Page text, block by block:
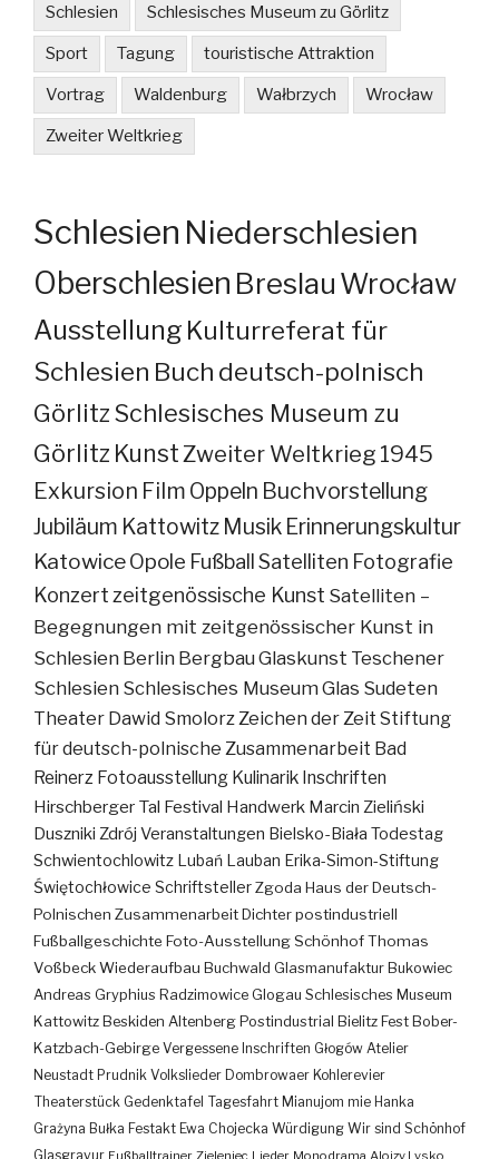
Schlesien Schlesisches Museum zu Görlitz
Sport Tagung touristische Attraktion
Vortrag Waldenburg Wałbrzych Wrocław
Zweiter Weltkrieg
Schlesien Niederschlesien
Oberschlesien Breslau Wrocław
Ausstellung Kulturreferat für
Schlesien Buch deutsch-polnisch
GörlitzSchlesisches Museum zu
Görlitz KunstZweiter Weltkrieg 1945
Exkursion Film Oppeln Buchvorstellung
Jubiläum Kattowitz Musik Erinnerungskultur
KatowiceOpole FußballSatelliten Fotografie
Konzertzeitgenössische Kunst Satelliten –
Begegnungen mit zeitgenössischer Kunst in
Schlesien Berlin BergbauGlaskunst Teschener
Schlesien Schlesisches MuseumGlas Sudeten
Theater Dawid Smolorz Zeichen der Zeit Stiftung
für deutsch-polnische Zusammenarbeit Bad
Reinerz Fotoausstellung Kulinarik Inschriften
Hirschberger Tal Festival Handwerk Marcin Zieliński
Duszniki Zdrój Veranstaltungen Bielsko-Biała Todestag
Schwientochlowitz
Lubań Lauban Erika-Simon-Stiftung
Świętochłowice SchriftstellerZgoda Haus der Deutsch-
Polnischen ZusammenarbeitDichterpostindustriell
Fußballgeschichte Foto-AusstellungSchönhofThomas
VoßbeckWiederaufbau Buchwald Glasmanufaktur Bukowiec
Andreas Gryphius Radzimowice Glogau Schlesisches Museum
Kattowitz Beskiden Altenberg Postindustrial Bielitz Fest Bober-
Katzbach-Gebirge Vergessene Inschriften Głogów Atelier
Neustadt Prudnik Volkslieder Dombrowaer Kohlerevier
Theaterstück Gedenktafel Tagesfahrt Mianujom mie Hanka
Grażyna Bułka Festakt Ewa Chojecka Würdigung Wir sind Schönhof
Glasgravur Fußballtrainer Zieleniec Lieder Monodrama Alojzy Lysko